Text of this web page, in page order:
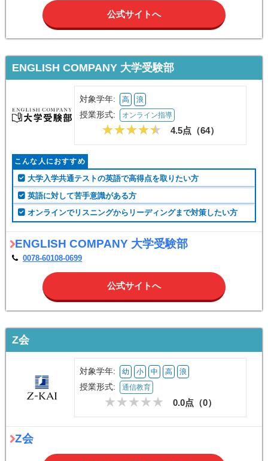
公式サイトへ
ENGLISH COMPANY 大学受験部
対象学年: 高 浪
授業形式: オンライン指導
4.5点（64）
こんな人におすすめ
大学入学共通テストの英語で高得点を取りたい方
英語に対して苦手意識がある方
オンラインでリスニングからリーディングまで対策したい方
ENGLISH COMPANY 大学受験部
0078-60108-0699
公式サイトへ
Z会
対象学年: 幼 小 中 高 浪
授業形式: 通信教育
0.0点（0）
Z会